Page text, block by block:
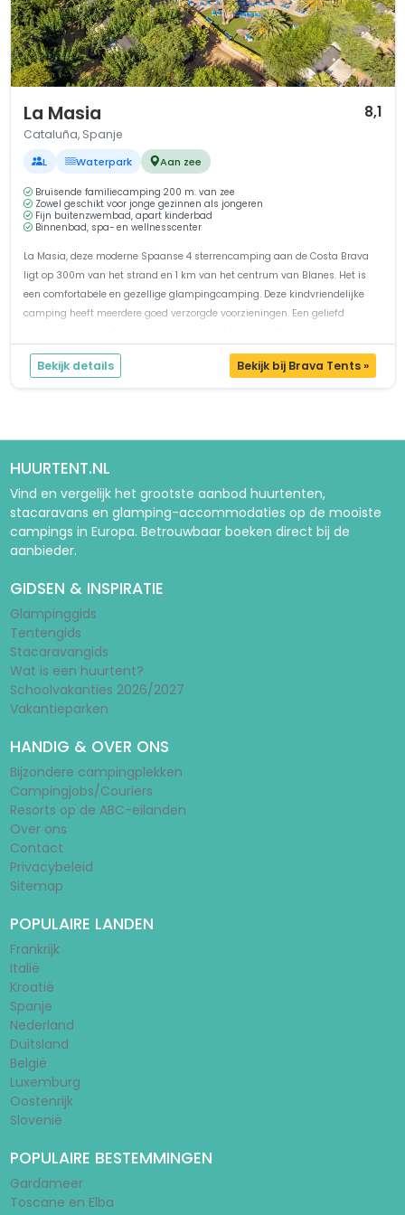
La Masia 8,1
Cataluña, Spanje
L Waterpark Aan zee
Bruisende familiecamping 200 m. van zee
Zowel geschikt voor jonge gezinnen als jongeren
Fijn buitenzwembad, apart kinderbad
Binnenbad, spa- en wellnesscenter
La Masia, deze moderne Spaanse 4 sterrencamping aan de Costa Brava
ligt op 300m van het strand en 1 km van het centrum van Blanes. Het is
een comfortabele en gezellige glampingcamping. Deze kindvriendelijke
camping heeft meerdere goed verzorgde voorzieningen. Een geliefd
staat.Kleute...
Bekijk details Bekijk bij Brava Tents »
HUURTENT.NL
Vind en vergelijk het grootste aanbod huurtenten,
stacaravans en glamping-accommodaties op de mooiste
campings in Europa. Betrouwbaar boeken direct bij de
aanbieder.
GIDSEN & INSPIRATIE
Glampinggids
Tentengids
Stacaravangids
Wat is een huurtent?
Schoolvakanties 2026/2027
Vakantieparken
HANDIG & OVER ONS
Bijzondere campingplekken
Campingjobs/Couriers
Resorts op de ABC-eilanden
Over ons
Contact
Privacybeleid
Sitemap
POPULAIRE LANDEN
Frankrijk
Italië
Kroatië
Spanje
Nederland
Duitsland
België
Luxemburg
Oostenrijk
Slovenië
POPULAIRE BESTEMMINGEN
Gardameer
Toscane en Elba